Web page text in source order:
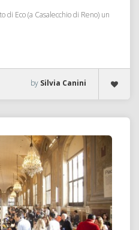
di Eco (a Casalecchio di Reno) un
by Silvia Canini